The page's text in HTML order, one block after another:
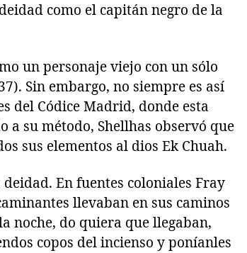
como el capitán negro de la
un personaje viejo con un sólo
Sin embargo, no siempre es así
del Códice Madrid, donde esta
a su método, Shellhas observó que
sus elementos al dios Ek Chuah.
En fuentes coloniales Fray
llevaban en sus caminos
noche, do quiera que llegaban,
copos del incienso y poníanles